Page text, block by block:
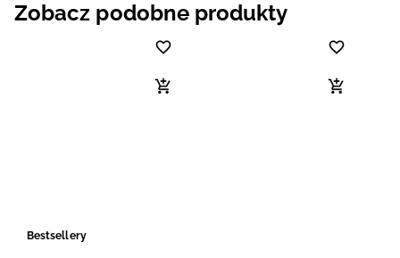
Zobacz podobne produkty
Bestsellery